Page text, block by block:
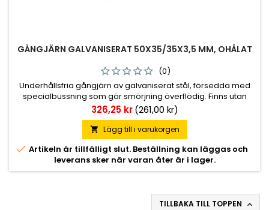
GÅNGJÄRN GALVANISERAT 50X35/35X3,5 MM, OHÅLAT
(0)
Underhållsfria gångjärn av galvaniserat stål, försedda med
specialbussning som gör smörjning överflödig. Finns utan
och med skruvhål som är försänkta 6,4 mm diameter.
Totallängd 70 mm, 35+35 mm. Höjd leddel 50 mm.
Godstjocklek 3,5 mm.
Pris
326,25 kr (261,00 kr)
 Lägg till i varukorgen
 Artikeln är tillfälligt slut. Beställning kan läggas och
leverans sker när varan åter är i lager.
TILLBAKA TILL TOPPEN 